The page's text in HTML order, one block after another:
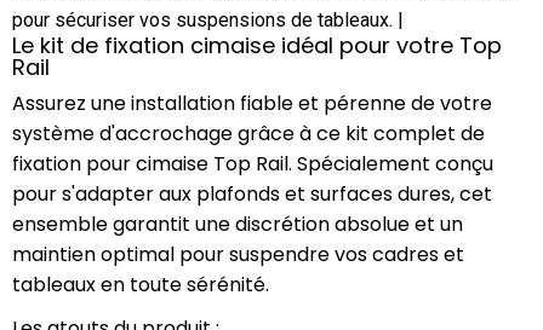
pour sécuriser vos suspensions de tableaux. |
Le kit de fixation cimaise idéal pour votre Top
Rail
Assurez une installation fiable et pérenne de votre
système d'accrochage grâce à ce kit complet de
fixation pour cimaise Top Rail. Spécialement conçu
pour s'adapter aux plafonds et surfaces dures, cet
ensemble garantit une discrétion absolue et un
maintien optimal pour suspendre vos cadres et
tableaux en toute sérénité.